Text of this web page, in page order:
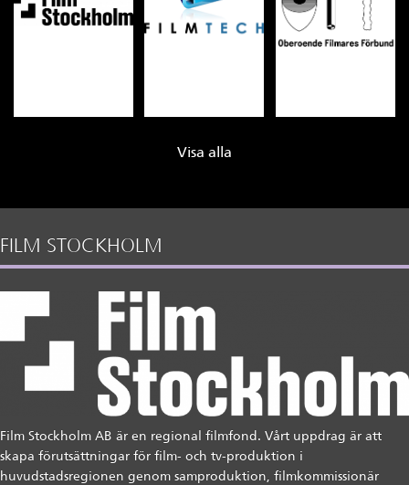
Visa alla
FILM STOCKHOLM
Film Stockholm AB är en regional filmfond. Vårt uppdrag är att
skapa förutsättningar för film- och tv-produktion i
huvudstadsregionen genom samproduktion, filmkommissionär